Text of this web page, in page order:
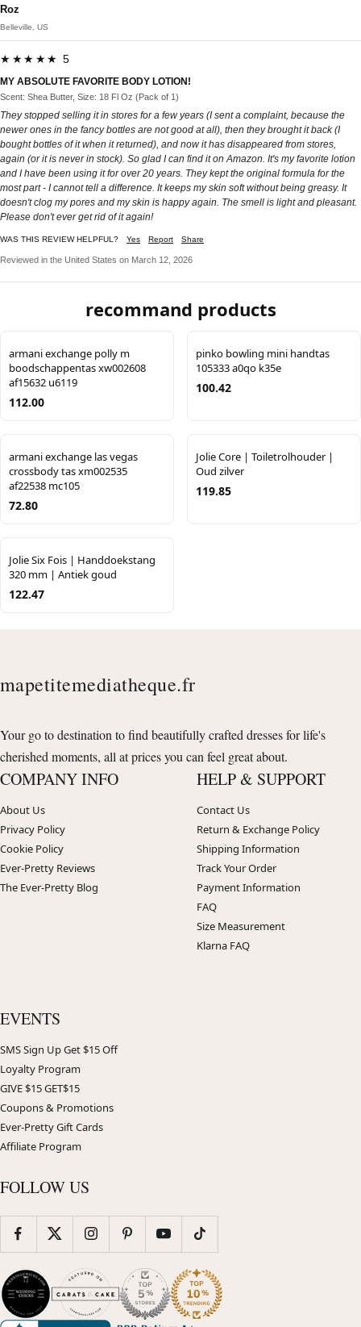
Roz
Belleville, US
★★★★★ 5
MY ABSOLUTE FAVORITE BODY LOTION!
Scent: Shea Butter, Size: 18 Fl Oz (Pack of 1)
They stopped selling it in stores for a few years (I sent a complaint, because the
newer ones in the fancy bottles are not good at all), then they brought it back (I
bought bottles of it when it returned), and now it has disappeared from stores,
again (or it is never in stock). So glad I can find it on Amazon. It's my favorite lotion
and I have been using it for over 20 years. They kept the original formula for the
most part - I cannot tell a difference. It keeps my skin soft without being greasy. It
doesn't clog my pores and my skin is happy again. The smell is light and pleasant.
Please don't ever get rid of it again!
WAS THIS REVIEW HELPFUL? Yes Report Share
Reviewed in the United States on March 12, 2026
recommand products
armani exchange polly m
boodschappentas xw002608
af15632 u6119
112.00
pinko bowling mini handtas
105333 a0qo k35e
100.42
armani exchange las vegas
crossbody tas xm002535
af22538 mc105
72.80
Jolie Core | Toiletrolhouder |
Oud zilver
119.85
Jolie Six Fois | Handdoekstang
320 mm | Antiek goud
122.47
mapetitemediatheque.fr
Your go to destination to find beautifully crafted dresses for life's
cherished moments, all at prices you can feel great about.
COMPANY INFO
About Us
Privacy Policy
Cookie Policy
Ever-Pretty Reviews
The Ever-Pretty Blog
HELP & SUPPORT
Contact Us
Return & Exchange Policy
Shipping Information
Track Your Order
Payment Information
FAQ
Size Measurement
Klarna FAQ
EVENTS
SMS Sign Up Get $15 Off
Loyalty Program
GIVE $15 GET$15
Coupons & Promotions
Ever-Pretty Gift Cards
Affiliate Program
FOLLOW US